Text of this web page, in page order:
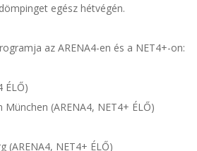
egész hétvégén.
az ARENA4-en és a NET4+-on:
ÉLŐ)
München (ARENA4, NET4+ ÉLŐ)
(ARENA4, NET4+ ÉLŐ)